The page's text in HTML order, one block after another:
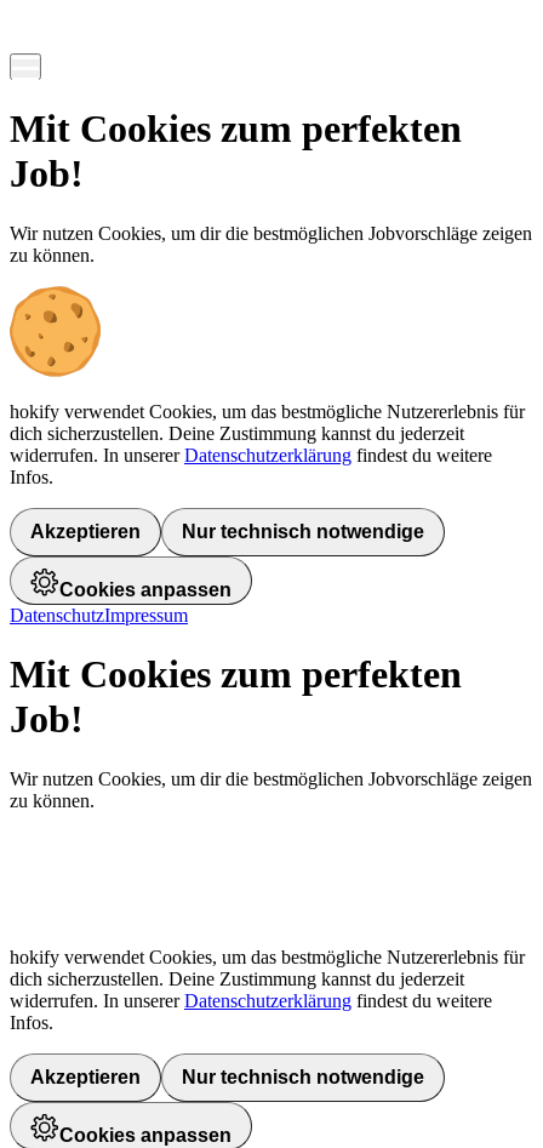
Mit Cookies zum perfekten
Job!
Wir nutzen Cookies, um dir die bestmöglichen Jobvorschläge zeigen
zu können.
hokify verwendet Cookies, um das bestmögliche Nutzererlebnis für
dich sicherzustellen. Deine Zustimmung kannst du jederzeit
widerrufen. In unsererDatenschutzerklärung findest du weitere
Infos.
Akzeptieren Nur technisch notwendige
Cookies anpassen
DatenschutzImpressum
Mit Cookies zum perfekten
Job!
Wir nutzen Cookies, um dir die bestmöglichen Jobvorschläge zeigen
zu können.
hokify verwendet Cookies, um das bestmögliche Nutzererlebnis für
dich sicherzustellen. Deine Zustimmung kannst du jederzeit
widerrufen. In unsererDatenschutzerklärung findest du weitere
Infos.
Akzeptieren Nur technisch notwendige
Cookies anpassen